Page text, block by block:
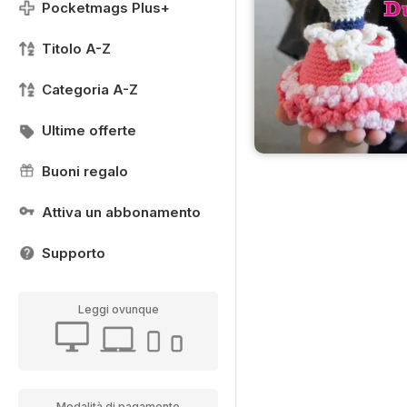
Pocketmags Plus+
Titolo A-Z
Categoria A-Z
Ultime offerte
Buoni regalo
Attiva un abbonamento
Supporto
Leggi ovunque